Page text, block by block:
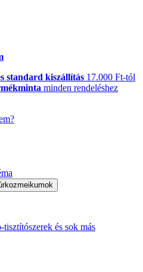
standard kiszállítás 17.000 Ft-tól
minden rendeléshez
tisztítószerek és sok más